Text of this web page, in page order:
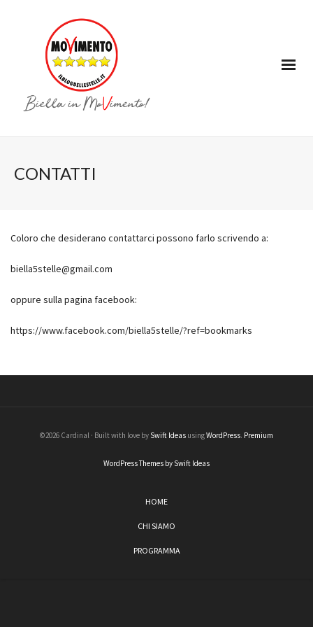
CONTATTI
Coloro che desiderano contattarci possono farlo scrivendo a:
biella5stelle@gmail.com
oppure sulla pagina facebook:
https://www.facebook.com/biella5stelle/?ref=bookmarks
©2026 Cardinal · Built with love by Swift Ideas usingWordPress. Premium
WordPress Themes by Swift Ideas
HOME
CHI SIAMO
PROGRAMMA